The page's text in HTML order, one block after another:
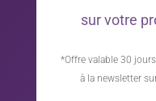
sur votre
*Offre valable 30
à la newsletter